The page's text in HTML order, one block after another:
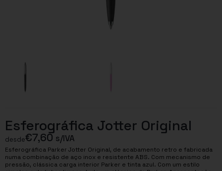
Esferográfica Jotter Original
desde€7,60 s/IVA
Esferográfica Parker Jotter Original, de acabamento retro e fabricada
numa combinação de aço inox e resistente ABS. Com mecanismo de
pressão, clássica carga interior Parker e tinta azul. Com um estilo